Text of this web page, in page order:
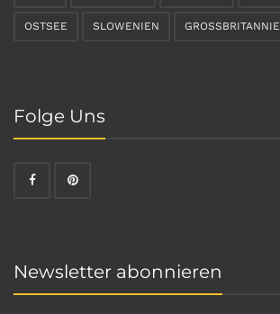
OSTSEE SLOWENIEN GROSSBRITANNIEN
Folge Uns
Newsletter abonnieren